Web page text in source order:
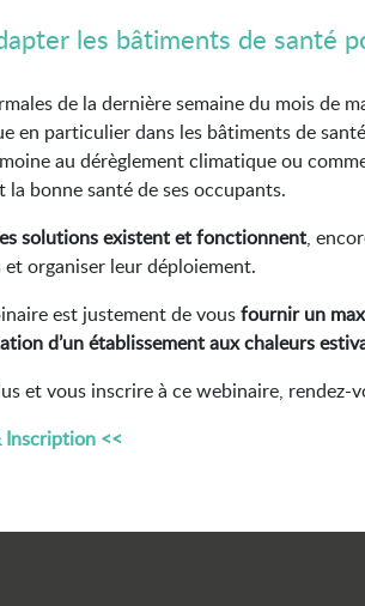
les bâtiments de santé
de la dernière semaine du mois de
en particulier dans les bâtiments de
au dérèglement climatique ou
la bonne santé de ses occupants.
solutions existent et fonctionnent,
organiser leur déploiement.
est justement de vousfournir un
d’un établissement aux chaleurs
et vous inscrire à ce webinaire, rendez-
Inscription <<